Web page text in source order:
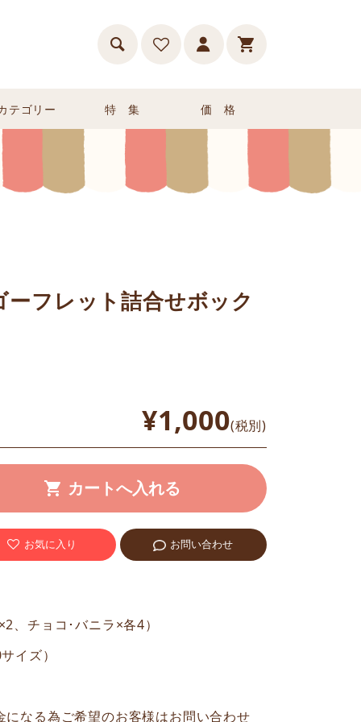
テゴリー 特 集 価 格
ーフレット詰合せボック
、チョコ･バニラ×各4）
イズ）
なる為ご希望のお客様はお問い合わせ
¥1,000(税別)
お気に入り お問い合わせ